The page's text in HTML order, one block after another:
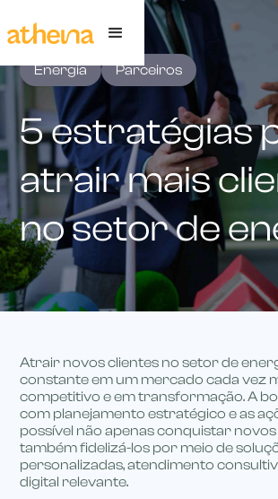
Energia Parceiros
5 estratégias
atrair mais
no setor de
Atrair novos clientes no setor de
constante em um mercado cada vez
competitivo e em transformação. A
com planejamento estratégico e as
possível não apenas conquistar
também fidelizá-los por meio de
personalizadas, atendimento
digital relevante.